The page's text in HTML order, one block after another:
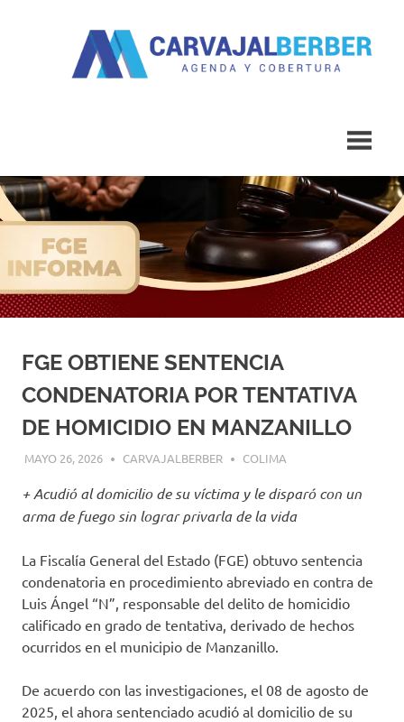
FGE OBTIENE SENTENCIA
CONDENATORIA POR TENTATIVA
DE HOMICIDIO EN MANZANILLO
MAYO 26, 2026 CARVAJALBERBER COLIMA
+ Acudió al domicilio de su víctima y le disparó con un
arma de fuego sin lograr privarla de la vida
La Fiscalía General del Estado (FGE) obtuvo sentencia
condenatoria en procedimiento abreviado en contra de
Luis Ángel “N”, responsable del delito de homicidio
calificado en grado de tentativa, derivado de hechos
ocurridos en el municipio de Manzanillo.
De acuerdo con las investigaciones, el 08 de agosto de
2025, el ahora sentenciado acudió al domicilio de su